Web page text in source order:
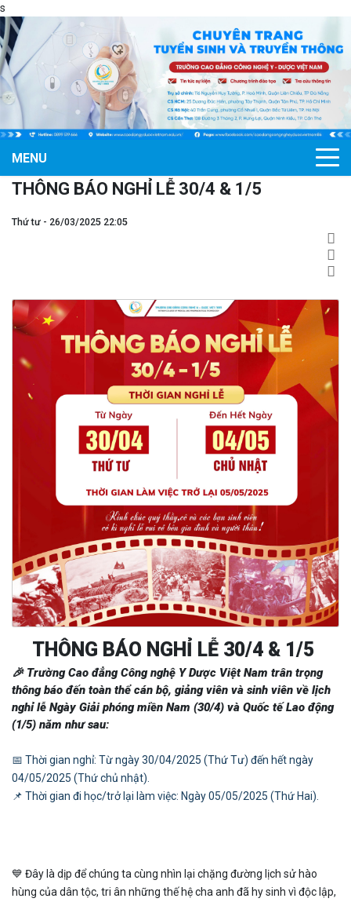
s
MENU
THÔNG BÁO NGHỈ LỄ 30/4 & 1/5
Thứ tư - 26/03/2025 22:05
THÔNG BÁO NGHỈ LỄ 30/4 & 1/5
🎉 Trường Cao đẳng Công nghệ Y Dược Việt Nam trân trọng
thông báo đến toàn thể cán bộ, giảng viên và sinh viên về lịch
nghỉ lễ Ngày Giải phóng miền Nam (30/4) và Quốc tế Lao động
(1/5) năm như sau:
📅 Thời gian nghỉ: Từ ngày 30/04/2025 (Thứ Tư) đến hết ngày
04/05/2025 (Thứ chủ nhật).
📌 Thời gian đi học/trở lại làm việc: Ngày 05/05/2025 (Thứ Hai).
💙 Đây là dịp để chúng ta cùng nhìn lại chặng đường lịch sử hào
hùng của dân tộc, tri ân những thế hệ cha anh đã hy sinh vì độc lập,